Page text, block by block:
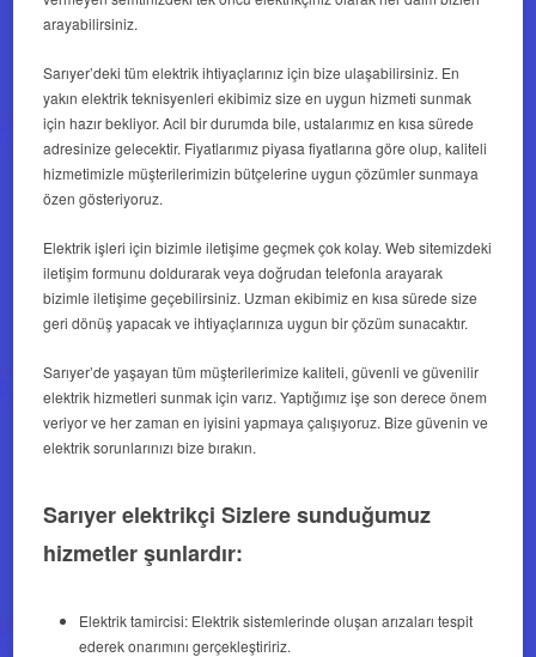
arayabilirsiniz.
Sarıyer’deki tüm elektrik ihtiyaçlarınız için bize ulaşabilirsiniz. En
yakın elektrik teknisyenleri ekibimiz size en uygun hizmeti sunmak
için hazır bekliyor. Acil bir durumda bile, ustalarımız en kısa sürede
adresinize gelecektir. Fiyatlarımız piyasa fiyatlarına göre olup, kaliteli
hizmetimizle müşterilerimizin bütçelerine uygun çözümler sunmaya
özen gösteriyoruz.
Elektrik işleri için bizimle iletişime geçmek çok kolay. Web sitemizdeki
iletişim formunu doldurarak veya doğrudan telefonla arayarak
bizimle iletişime geçebilirsiniz. Uzman ekibimiz en kısa sürede size
geri dönüş yapacak ve ihtiyaçlarınıza uygun bir çözüm sunacaktır.
Sarıyer’de yaşayan tüm müşterilerimize kaliteli, güvenli ve güvenilir
elektrik hizmetleri sunmak için varız. Yaptığımız işe son derece önem
veriyor ve her zaman en iyisini yapmaya çalışıyoruz. Bize güvenin ve
elektrik sorunlarınızı bize bırakın.
Sarıyer elektrikçi Sizlere sunduğumuz
hizmetler şunlardır:
Elektrik tamircisi: Elektrik sistemlerinde oluşan arızaları tespit
ederek onarımını gerçekleştiririz.